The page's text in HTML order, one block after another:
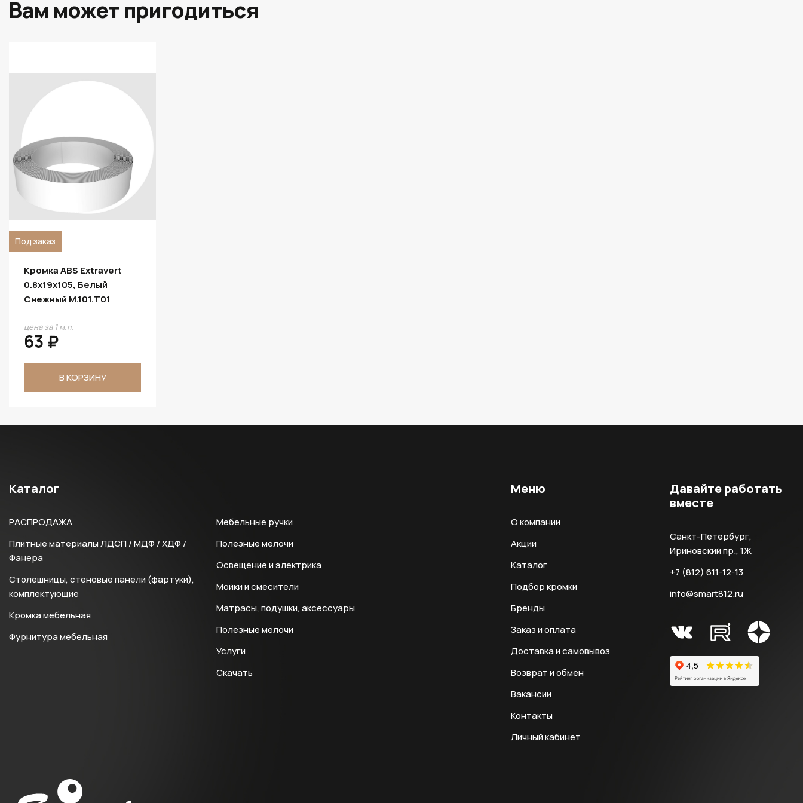
Вам может пригодиться
Под заказ
Кромка ABS Extravert
0.8х19х105, Белый
Снежный M.101.T01
цена за 1 м.п.
63 ₽
В КОРЗИНУ
Каталог
РАСПРОДАЖА
Плитные материалы ЛДСП / МДФ / ХДФ /
Фанера
Столешницы, стеновые панели (фартуки),
комплектующие
Кромка мебельная
Фурнитура мебельная
Мебельные ручки
Полезные мелочи
Освещение и электрика
Мойки и смесители
Матрасы, подушки, аксессуары
Полезные мелочи
Услуги
Скачать
Меню
О компании
Акции
Каталог
Подбор кромки
Бренды
Заказ и оплата
Доставка и самовывоз
Возврат и обмен
Вакансии
Контакты
Личный кабинет
Давайте работать
вместе
Санкт-Петербург,
Ириновский пр., 1Ж
+7 (812) 611-12-13
info@smart812.ru